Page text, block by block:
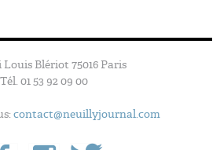
Louis Blériot 75016 Paris
Tél. 01 53 92 09 00
contact@neuillyjournal.com